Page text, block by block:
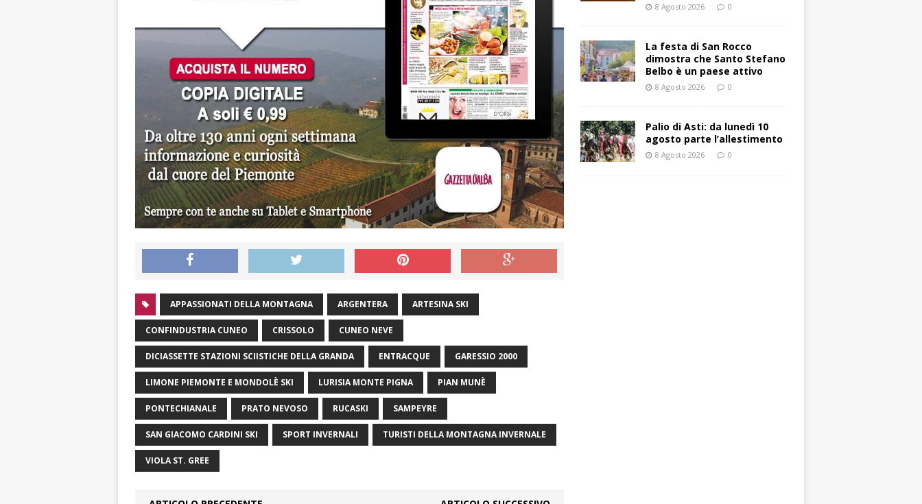
APPASSIONATI DELLA MONTAGNA ARGENTERA ARTESINA SKI
CONFINDUSTRIA CUNEO CRISSOLO CUNEO NEVE
DICIASSETTE STAZIONI SCIISTICHE DELLA GRANDA ENTRACQUE GARESSIO 2000
LIMONE PIEMONTE E MONDOLÈ SKI LURISIA MONTE PIGNA PIAN MUNÈ
PONTECHIANALE PRATO NEVOSO RUCASKI SAMPEYRE
SAN GIACOMO CARDINI SKI SPORT INVERNALI TURISTI DELLA MONTAGNA INVERNALE
VIOLA ST. GREE
8 Agosto 2026 0
La festa di San Rocco
dimostra che Santo Stefano
Belbo è un paese attivo
8 Agosto 2026 0
Palio di Asti: da lunedì 10
agosto parte l’allestimento
8 Agosto 2026 0